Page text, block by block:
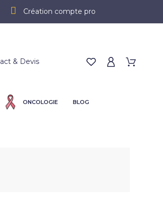
Création compte pro
& Devis
ONCOLOGIE BLOG